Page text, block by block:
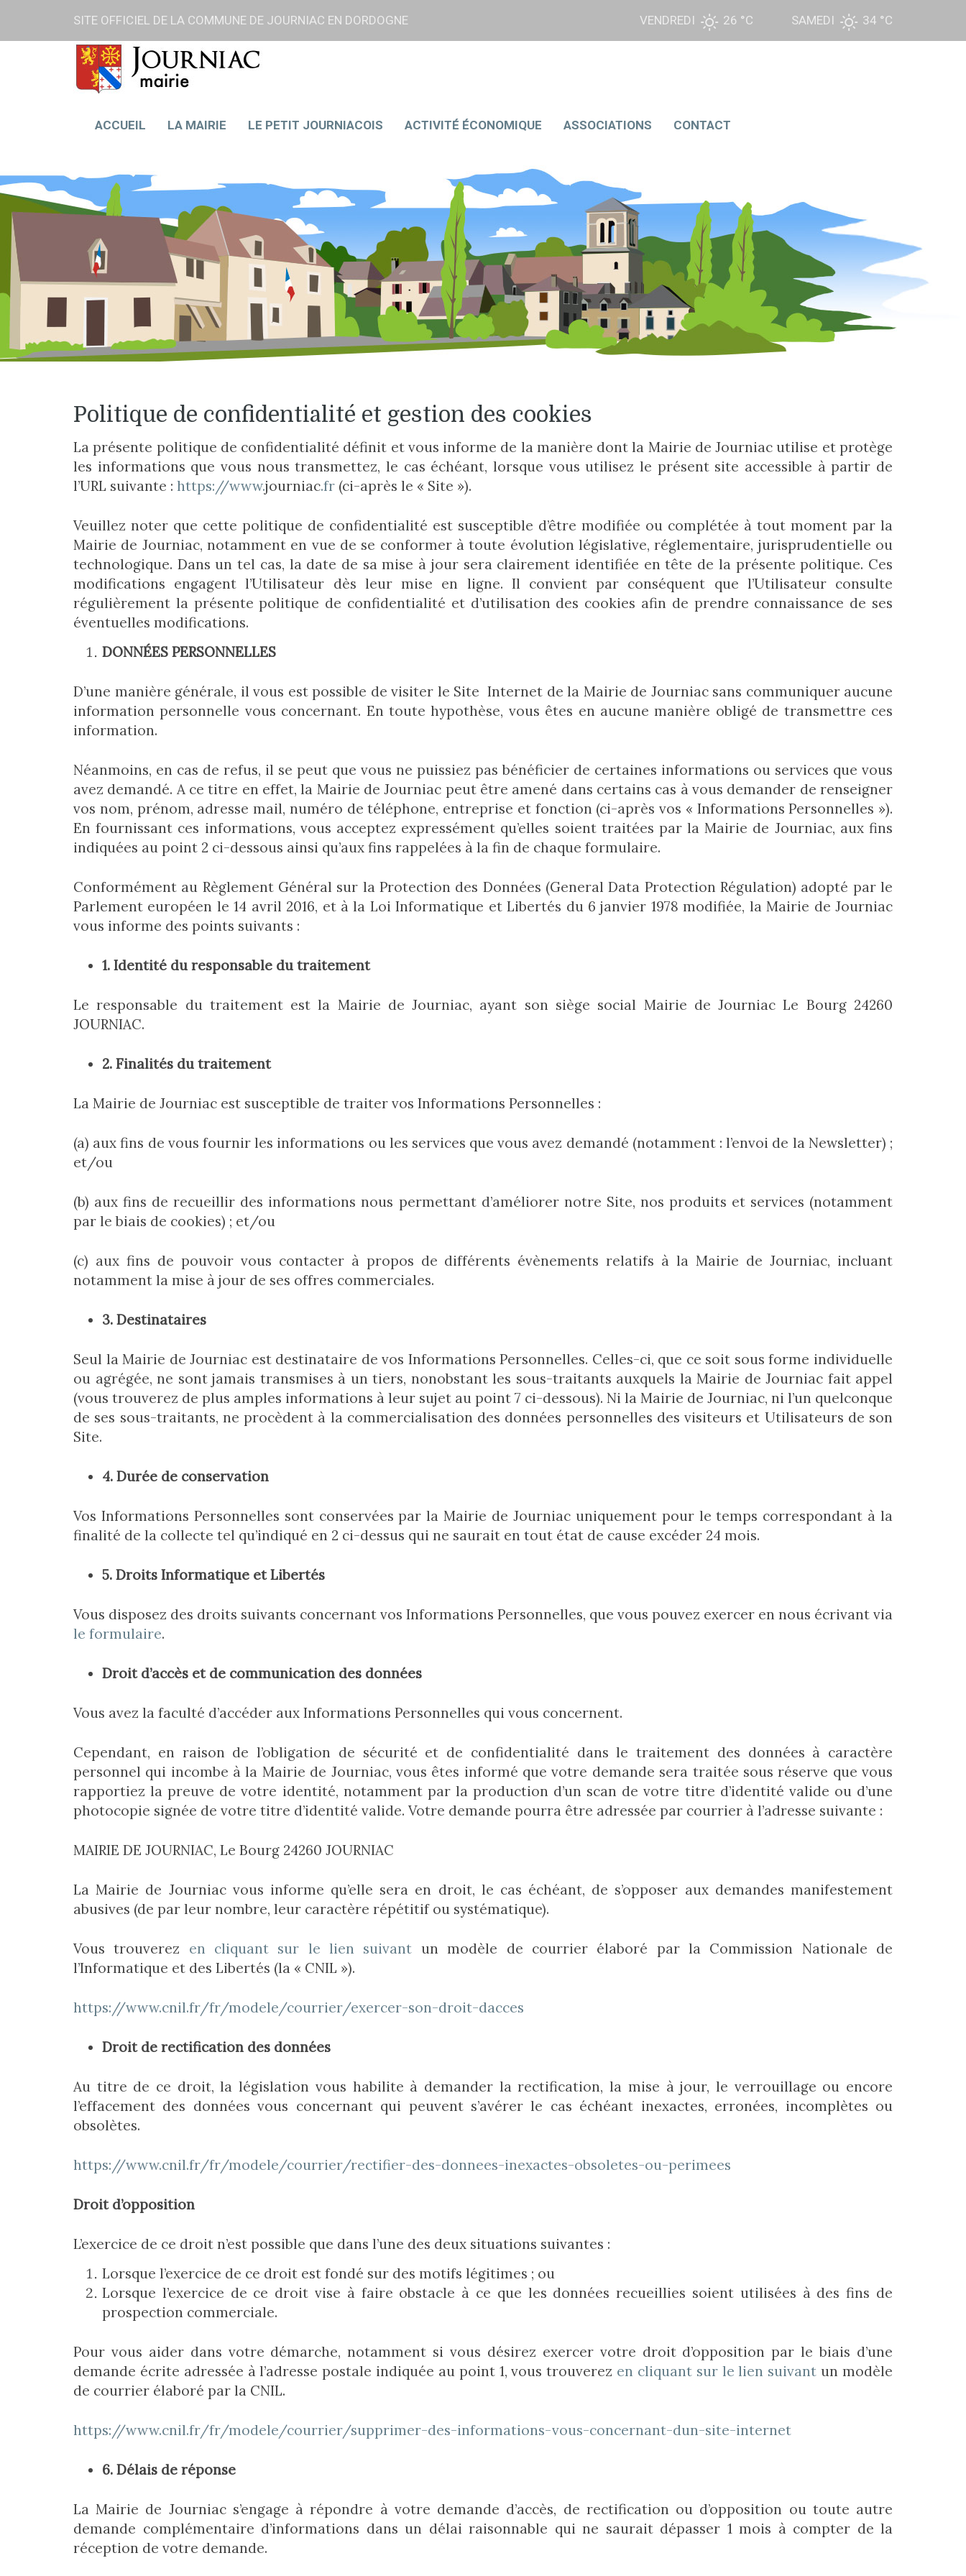
SITE OFFICIEL DE LA COMMUNE DE JOURNIAC EN DORDOGNE VENDREDI 26 °C SAMEDI 34 °C
ACCUEIL LA MAIRIE LE PETIT JOURNIACOIS ACTIVITÉ ÉCONOMIQUE ASSOCIATIONS CONTACT
Politique de confidentialité et gestion des cookies
La présente politique de confidentialité définit et vous informe de la manière dont la Mairie de Journiac utilise et protège
les informations que vous nous transmettez, le cas échéant, lorsque vous utilisez le présent site accessible à partir de
l’URL suivante : https://www.journiac.fr (ci-après le « Site »).
Veuillez noter que cette politique de confidentialité est susceptible d’être modifiée ou complétée à tout moment par la
Mairie de Journiac, notamment en vue de se conformer à toute évolution législative, réglementaire, jurisprudentielle ou
technologique. Dans un tel cas, la date de sa mise à jour sera clairement identifiée en tête de la présente politique. Ces
modifications engagent l’Utilisateur dès leur mise en ligne. Il convient par conséquent que l’Utilisateur consulte
régulièrement la présente politique de confidentialité et d’utilisation des cookies afin de prendre connaissance de ses
éventuelles modifications.
DONNÉES PERSONNELLES
D’une manière générale, il vous est possible de visiter le Site Internet de la Mairie de Journiac sans communiquer aucune
information personnelle vous concernant. En toute hypothèse, vous êtes en aucune manière obligé de transmettre ces
information.
Néanmoins, en cas de refus, il se peut que vous ne puissiez pas bénéficier de certaines informations ou services que vous
avez demandé. A ce titre en effet, la Mairie de Journiac peut être amené dans certains cas à vous demander de renseigner
vos nom, prénom, adresse mail, numéro de téléphone, entreprise et fonction (ci-après vos « Informations Personnelles »).
En fournissant ces informations, vous acceptez expressément qu’elles soient traitées par la Mairie de Journiac, aux fins
indiquées au point 2 ci-dessous ainsi qu’aux fins rappelées à la fin de chaque formulaire.
Conformément au Règlement Général sur la Protection des Données (General Data Protection Régulation) adopté par le
Parlement européen le 14 avril 2016, et à la Loi Informatique et Libertés du 6 janvier 1978 modifiée, la Mairie de Journiac
vous informe des points suivants :
1. Identité du responsable du traitement
Le responsable du traitement est la Mairie de Journiac, ayant son siège social Mairie de Journiac Le Bourg 24260
JOURNIAC.
2. Finalités du traitement
La Mairie de Journiac est susceptible de traiter vos Informations Personnelles :
(a) aux fins de vous fournir les informations ou les services que vous avez demandé (notamment : l’envoi de la Newsletter) ;
et/ou
(b) aux fins de recueillir des informations nous permettant d’améliorer notre Site, nos produits et services (notamment
par le biais de cookies) ; et/ou
(c) aux fins de pouvoir vous contacter à propos de différents évènements relatifs à la Mairie de Journiac, incluant
notamment la mise à jour de ses offres commerciales.
3. Destinataires
Seul la Mairie de Journiac est destinataire de vos Informations Personnelles. Celles-ci, que ce soit sous forme individuelle
ou agrégée, ne sont jamais transmises à un tiers, nonobstant les sous-traitants auxquels la Mairie de Journiac fait appel
(vous trouverez de plus amples informations à leur sujet au point 7 ci-dessous). Ni la Mairie de Journiac, ni l’un quelconque
de ses sous-traitants, ne procèdent à la commercialisation des données personnelles des visiteurs et Utilisateurs de son
Site.
4. Durée de conservation
Vos Informations Personnelles sont conservées par la Mairie de Journiac uniquement pour le temps correspondant à la
finalité de la collecte tel qu’indiqué en 2 ci-dessus qui ne saurait en tout état de cause excéder 24 mois.
5. Droits Informatique et Libertés
Vous disposez des droits suivants concernant vos Informations Personnelles, que vous pouvez exercer en nous écrivant via
le formulaire.
Droit d’accès et de communication des données
Vous avez la faculté d’accéder aux Informations Personnelles qui vous concernent.
Cependant, en raison de l’obligation de sécurité et de confidentialité dans le traitement des données à caractère
personnel qui incombe à la Mairie de Journiac, vous êtes informé que votre demande sera traitée sous réserve que vous
rapportiez la preuve de votre identité, notamment par la production d’un scan de votre titre d’identité valide ou d’une
photocopie signée de votre titre d’identité valide. Votre demande pourra être adressée par courrier à l’adresse suivante :
MAIRIE DE JOURNIAC, Le Bourg 24260 JOURNIAC
La Mairie de Journiac vous informe qu’elle sera en droit, le cas échéant, de s’opposer aux demandes manifestement
abusives (de par leur nombre, leur caractère répétitif ou systématique).
Vous trouverez en cliquant sur le lien suivant un modèle de courrier élaboré par la Commission Nationale de
l’Informatique et des Libertés (la « CNIL »).
https://www.cnil.fr/fr/modele/courrier/exercer-son-droit-dacces
Droit de rectification des données
Au titre de ce droit, la législation vous habilite à demander la rectification, la mise à jour, le verrouillage ou encore
l’effacement des données vous concernant qui peuvent s’avérer le cas échéant inexactes, erronées, incomplètes ou
obsolètes.
https://www.cnil.fr/fr/modele/courrier/rectifier-des-donnees-inexactes-obsoletes-ou-perimees
Droit d’opposition
L’exercice de ce droit n’est possible que dans l’une des deux situations suivantes :
Lorsque l’exercice de ce droit est fondé sur des motifs légitimes ; ou
Lorsque l’exercice de ce droit vise à faire obstacle à ce que les données recueillies soient utilisées à des fins de
prospection commerciale.
Pour vous aider dans votre démarche, notamment si vous désirez exercer votre droit d’opposition par le biais d’une
demande écrite adressée à l’adresse postale indiquée au point 1, vous trouverez en cliquant sur le lien suivant un modèle
de courrier élaboré par la CNIL.
https://www.cnil.fr/fr/modele/courrier/supprimer-des-informations-vous-concernant-dun-site-internet
6. Délais de réponse
La Mairie de Journiac s’engage à répondre à votre demande d’accès, de rectification ou d’opposition ou toute autre
demande complémentaire d’informations dans un délai raisonnable qui ne saurait dépasser 1 mois à compter de la
réception de votre demande.